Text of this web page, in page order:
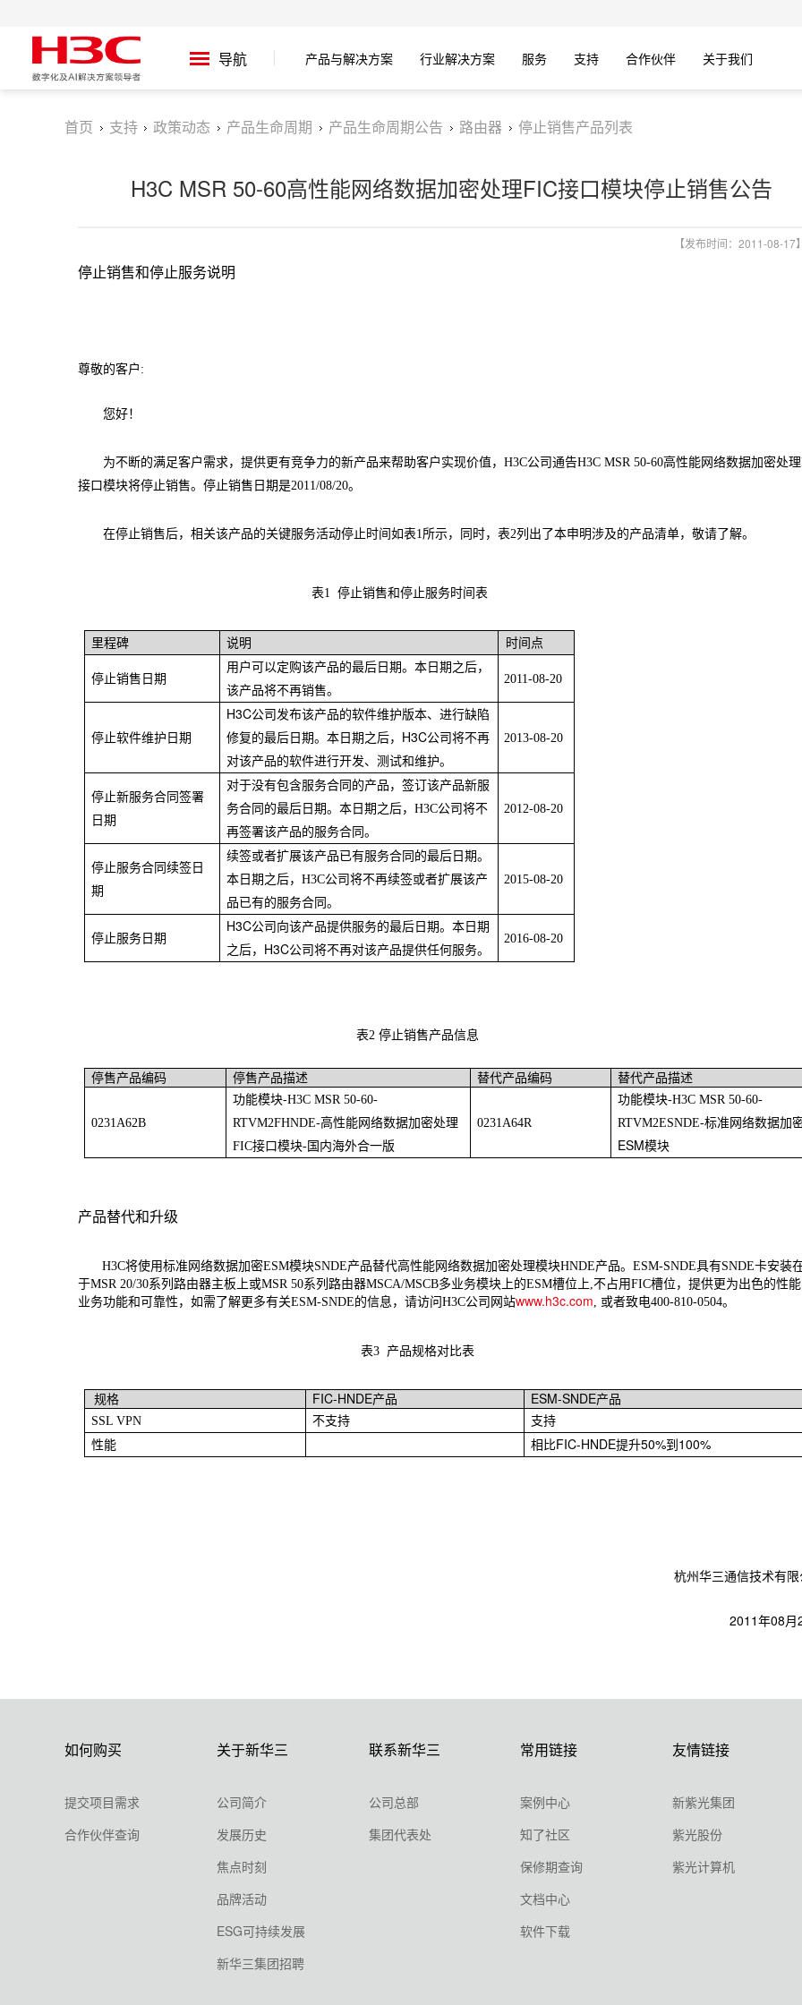
导航 产品与解决方案 行业解决方案 服务 支持 合作伙伴 关于我们
首页 支持 政策动态 产品生命周期 产品生命周期公告 路由器 停止销售产品列表
H3C MSR 50-60高性能网络数据加密处理FIC接口模块停止销售公告
【发布时间：2011-08-17
停止销售和停止服务说明
尊敬的客户 :
您好！
为不断的满足客户需求，提供更有竞争力的新产品来帮助客户实现价值，H3C公司通告H3C MSR 50-60高性能网络数据加密处理
接口模块将停止销售。停止销售日期是2011/08/20。
在停止销售后，相关该产品的关键服务活动停止时间如表1所示，同时，表2列出了本申明涉及的产品清单，敬请了解。
表1 停止销售和停止服务时间表
里程碑 说明 时间点
停止销售日期
用户可以定购该产品的最后日期。本日期之后，
该产品将不再销售。
2011-08-20
停止软件维护日期
H3C公司发布该产品的软件维护版本、进行缺陷
修复的最后日期。本日期之后，H3C公司将不再
对该产品的软件进行开发、测试和维护。
2013-08-20
停止新服务合同签署
日期
对于没有包含服务合同的产品，签订该产品新服
务合同的最后日期。本日期之后，H3C公司将不
再签署该产品的服务合同。
2012-08-20
停止服务合同续签日
期
续签或者扩展该产品已有服务合同的最后日期。
本日期之后，H3C公司将不再续签或者扩展该产
品已有的服务合同。
2015-08-20
停止服务日期
H3C公司向该产品提供服务的最后日期。本日期
之后，H3C公司将不再对该产品提供任何服务。
2016-08-20
表2 停止销售产品信息
停售产品编码 停售产品描述 替代产品编码 替代产品描述
0231A62B
功能模块-H3C MSR 50-60-
RTVM2FHNDE-高性能网络数据加密处理
FIC接口模块-国内海外合一版
0231A64R
功能模块-H3C MSR 50-60-
RTVM2ESNDE-标准网络数据加
ESM模块
产品替代和升级
H3C将使用标准网络数据加密ESM模块SNDE产品替代高性能网络数据加密处理模块HNDE产品。 ESM-SNDE具有SNDE卡安装
于MSR 20/30系列路由器主板上或MSR 50系列路由器MSCA/MSCB多业务模块上的ESM槽位上,不占用FIC槽位，提供更为出色的性
业务功能和可靠性，如需了解更多有关ESM-SNDE的信息，请访问 H3C公司网站www.h3c.com, 或者致电400-810-0504。
表3 产品规格对比表
规格 FIC-HNDE产品 ESM-SNDE产品
SSL VPN 不支持
支持
性能
相比FIC-HNDE提升50%到100%
杭州华三通信技术有
2011 年08 月
如何购买
提交项目需求
合作伙伴查询
关于新华三
公司简介
发展历史
焦点时刻
品牌活动
ESG可持续发展
新华三集团招聘
联系新华三
公司总部
集团代表处
常用链接
案例中心
知了社区
保修期查询
文档中心
软件下载
友情链接
新紫光集团
紫光股份
紫光计算机